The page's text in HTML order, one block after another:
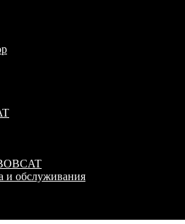
и обслуживания